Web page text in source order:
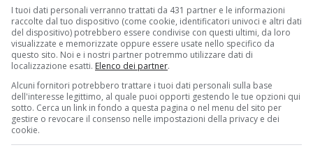
Jim Rotondi: impara dai Maestri ma cerca la
è considerato dalle più importanti riviste di
I tuoi dati personali verranno trattati da 431 partner e le informazioni
raccolte dal tuo dispositivo (come cookie, identificatori univoci e altri dati
del dispositivo) potrebbero essere condivise con questi ultimi, da loro
visualizzate e memorizzate oppure essere usate nello specifico da
questo sito. Noi e i nostri partner potremmo utilizzare dati di
localizzazione esatti. Elenco dei partner.
Alcuni fornitori potrebbero trattare i tuoi dati personali sulla base
dell'interesse legittimo, al quale puoi opporti gestendo le tue opzioni qui
sotto. Cerca un link in fondo a questa pagina o nel menu del sito per
gestire o revocare il consenso nelle impostazioni della privacy e dei
cookie.